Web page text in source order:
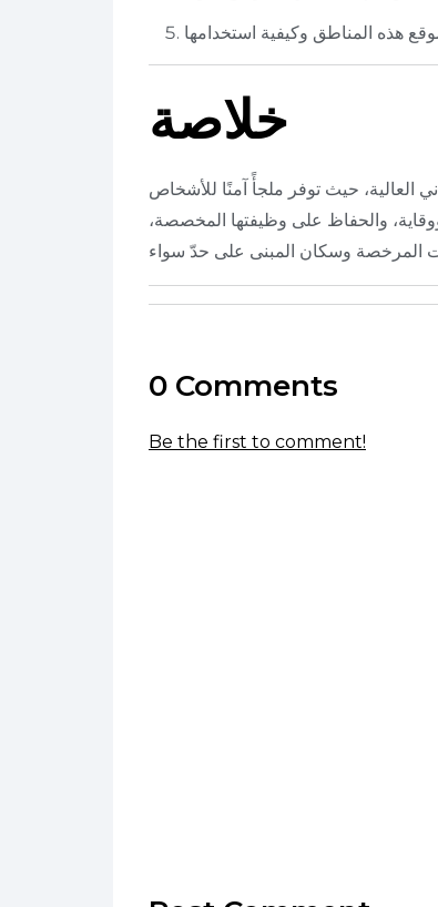
خلاصة
العالية، حيث توفر ملجأً آمنًا للأشخاص
والحفاظ على وظيفتها المخصصة،
0 Comments
Be the first to comment!